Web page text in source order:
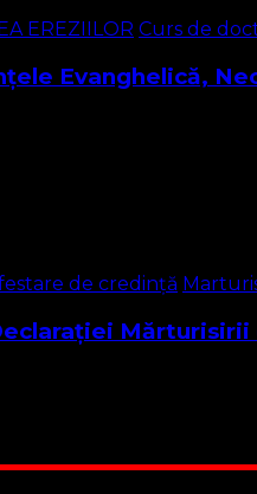
EREZIILOR Curs de
Evanghelică,
de credință
Mărturisirii